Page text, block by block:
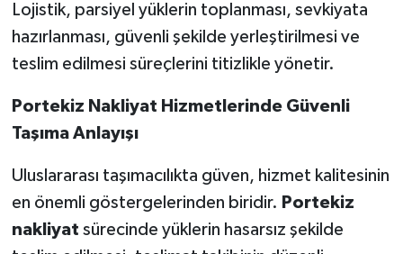
Lojistik, parsiyel yüklerin toplanması, sevkiyata
hazırlanması, güvenli şekilde yerleştirilmesi ve
teslim edilmesi süreçlerini titizlikle yönetir.
Portekiz Nakliyat Hizmetlerinde Güvenli
Taşıma Anlayışı
Uluslararası taşımacılıkta güven, hizmet kalitesinin
en önemli göstergelerinden biridir. Portekiz
nakliyat sürecinde yüklerin hasarsız şekilde